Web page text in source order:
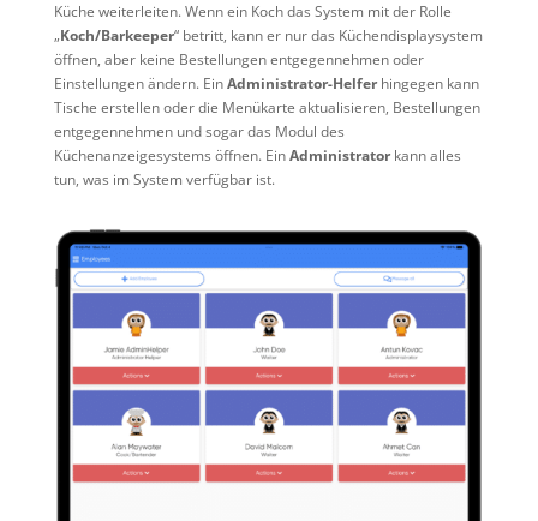
Küche weiterleiten. Wenn ein Koch das System mit der Rolle
„Koch/Barkeeper“ betritt, kann er nur das Küchendisplaysystem
öffnen, aber keine Bestellungen entgegennehmen oder
Einstellungen ändern. EinAdministrator-Helferhingegen kann
Tische erstellen oder die Menükarte aktualisieren, Bestellungen
entgegennehmen und sogar das Modul des
Küchenanzeigesystems öffnen. EinAdministratorkann alles
tun, was im System verfügbar ist.